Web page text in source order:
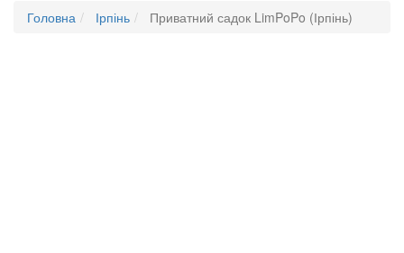
Головна Ірпінь Приватний садок LimPoPo (Ірпінь)